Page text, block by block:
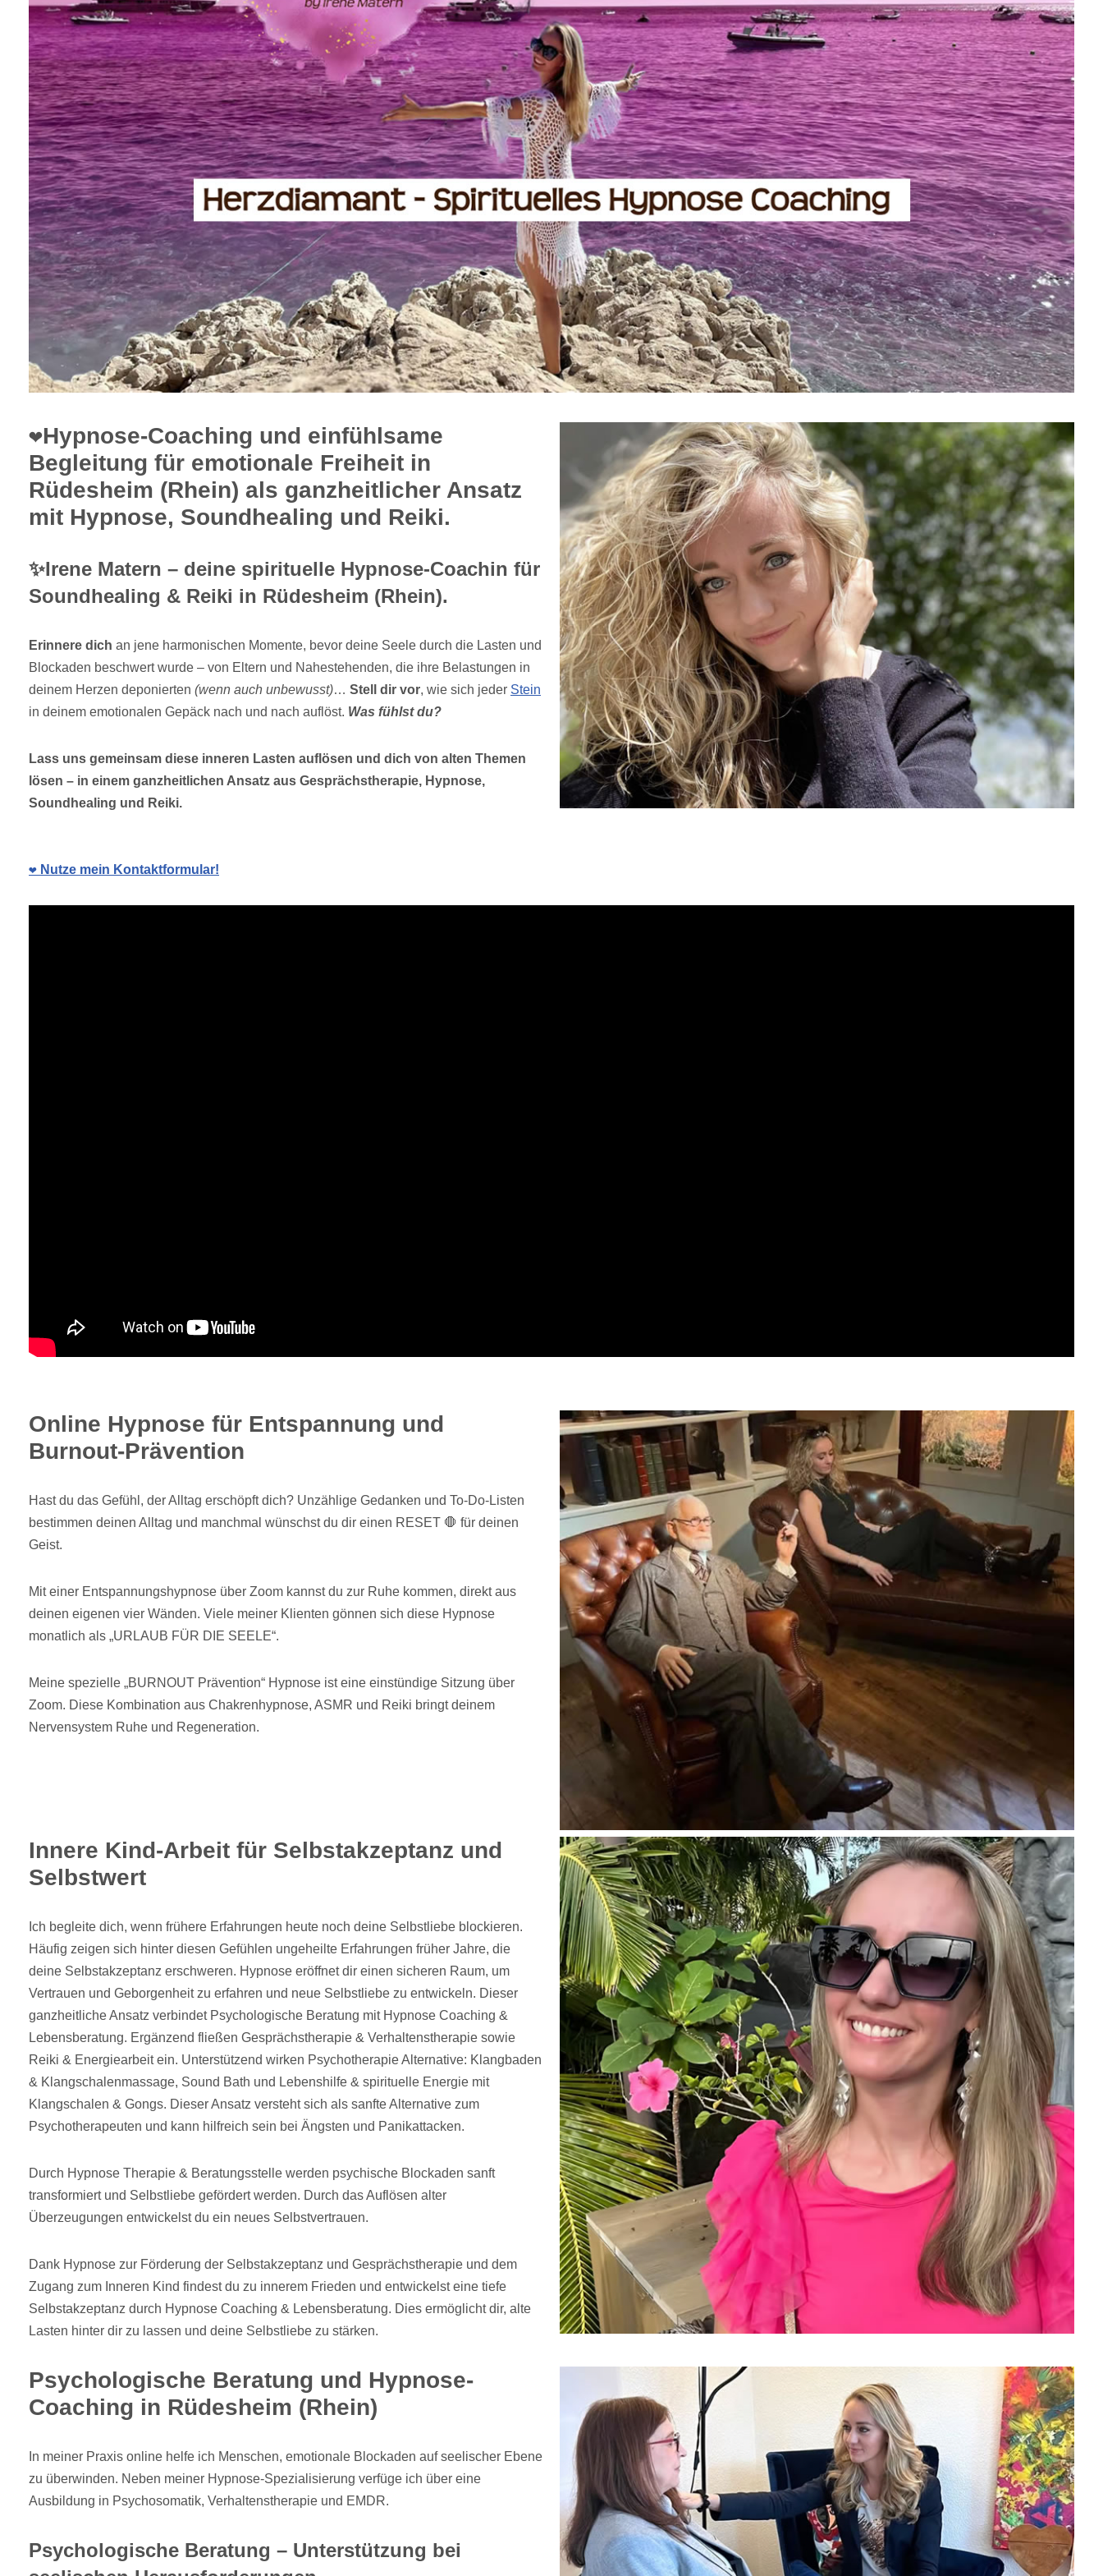
❤️Hypnose-Coaching und einfühlsame
Begleitung für emotionale Freiheit in
Rüdesheim (Rhein) als ganzheitlicher Ansatz
mit Hypnose, Soundhealing und Reiki.
✨Irene Matern – deine spirituelle Hypnose-Coachin für
Soundhealing & Reiki in Rüdesheim (Rhein).
Erinnere dich an jene harmonischen Momente, bevor deine Seele durch die Lasten und
Blockaden beschwert wurde – von Eltern und Nahestehenden, die ihre Belastungen in
deinem Herzen deponierten (wenn auch unbewusst)… Stell dir vor, wie sich jeder Stein
in deinem emotionalen Gepäck nach und nach auflöst. Was fühlst du?
Lass uns gemeinsam diese inneren Lasten auflösen und dich von alten Themen
lösen – in einem ganzheitlichen Ansatz aus Gesprächstherapie, Hypnose,
Soundhealing und Reiki.
❤️ Nutze mein Kontaktformular!
Online Hypnose für Entspannung und
Burnout-Prävention
Hast du das Gefühl, der Alltag erschöpft dich? Unzählige Gedanken und To-Do-Listen
bestimmen deinen Alltag und manchmal wünschst du dir einen RESET 🛑 für deinen
Geist.
Mit einer Entspannungshypnose über Zoom kannst du zur Ruhe kommen, direkt aus
deinen eigenen vier Wänden. Viele meiner Klienten gönnen sich diese Hypnose
monatlich als „URLAUB FÜR DIE SEELE“.
Meine spezielle „BURNOUT Prävention“ Hypnose ist eine einstündige Sitzung über
Zoom. Diese Kombination aus Chakrenhypnose, ASMR und Reiki bringt deinem
Nervensystem Ruhe und Regeneration.
Innere Kind-Arbeit für Selbstakzeptanz und
Selbstwert
Ich begleite dich, wenn frühere Erfahrungen heute noch deine Selbstliebe blockieren.
Häufig zeigen sich hinter diesen Gefühlen ungeheilte Erfahrungen früher Jahre, die
deine Selbstakzeptanz erschweren. Hypnose eröffnet dir einen sicheren Raum, um
Vertrauen und Geborgenheit zu erfahren und neue Selbstliebe zu entwickeln. Dieser
ganzheitliche Ansatz verbindet Psychologische Beratung mit Hypnose Coaching &
Lebensberatung. Ergänzend fließen Gesprächstherapie & Verhaltenstherapie sowie
Reiki & Energiearbeit ein. Unterstützend wirken Psychotherapie Alternative: Klangbaden
& Klangschalenmassage, Sound Bath und Lebenshilfe & spirituelle Energie mit
Klangschalen & Gongs. Dieser Ansatz versteht sich als sanfte Alternative zum
Psychotherapeuten und kann hilfreich sein bei Ängsten und Panikattacken.
Durch Hypnose Therapie & Beratungsstelle werden psychische Blockaden sanft
transformiert und Selbstliebe gefördert werden. Durch das Auflösen alter
Überzeugungen entwickelst du ein neues Selbstvertrauen.
Dank Hypnose zur Förderung der Selbstakzeptanz und Gesprächstherapie und dem
Zugang zum Inneren Kind findest du zu innerem Frieden und entwickelst eine tiefe
Selbstakzeptanz durch Hypnose Coaching & Lebensberatung. Dies ermöglicht dir, alte
Lasten hinter dir zu lassen und deine Selbstliebe zu stärken.
Psychologische Beratung und Hypnose-
Coaching in Rüdesheim (Rhein)
In meiner Praxis online helfe ich Menschen, emotionale Blockaden auf seelischer Ebene
zu überwinden. Neben meiner Hypnose-Spezialisierung verfüge ich über eine
Ausbildung in Psychosomatik, Verhaltenstherapie und EMDR.
Psychologische Beratung – Unterstützung bei